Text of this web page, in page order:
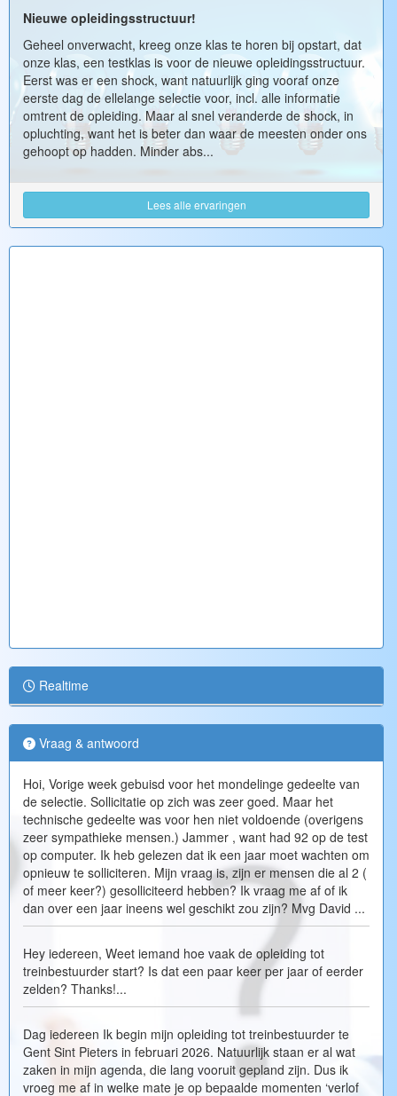
Nieuwe opleidingsstructuur!
Geheel onverwacht, kreeg onze klas te horen bij opstart, dat
onze klas, een testklas is voor de nieuwe opleidingsstructuur.
Eerst was er een shock, want natuurlijk ging vooraf onze
eerste dag de ellelange selectie voor, incl. alle informatie
omtrent de opleiding. Maar al snel veranderde de shock, in
opluchting, want het is beter dan waar de meesten onder ons
gehoopt op hadden. Minder abs...
Lees alle ervaringen
Realtime
Vraag & antwoord
Hoi, Vorige week gebuisd voor het mondelinge gedeelte van
de selectie. Sollicitatie op zich was zeer goed. Maar het
technische gedeelte was voor hen niet voldoende (overigens
zeer sympathieke mensen.) Jammer , want had 92 op de test
op computer. Ik heb gelezen dat ik een jaar moet wachten om
opnieuw te solliciteren. Mijn vraag is, zijn er mensen die al 2 (
of meer keer?) gesolliciteerd hebben? Ik vraag me af of ik
dan over een jaar ineens wel geschikt zou zijn? Mvg David ...
Hey iedereen, Weet iemand hoe vaak de opleiding tot
treinbestuurder start? Is dat een paar keer per jaar of eerder
zelden? Thanks!...
Dag iedereen Ik begin mijn opleiding tot treinbestuurder te
Gent Sint Pieters in februari 2026. Natuurlijk staan er al wat
zaken in mijn agenda, die lang vooruit gepland zijn. Dus ik
vroeg me af in welke mate je op bepaalde momenten ‘verlof